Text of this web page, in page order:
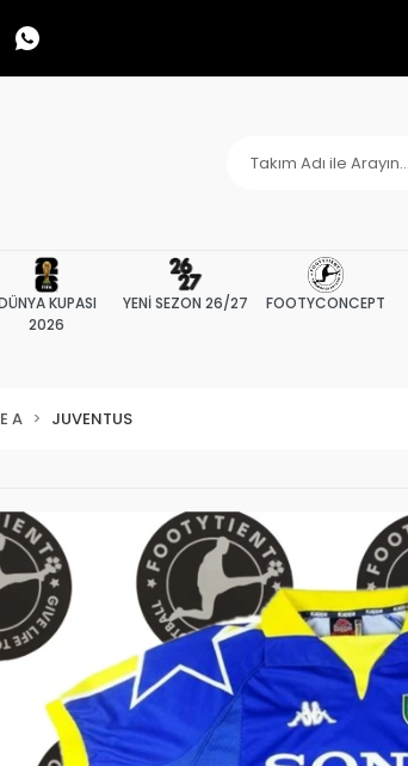
KUPASI
2026
YENİ SEZON 26/27 FOOTYCONCEPT
A JUVENTUS